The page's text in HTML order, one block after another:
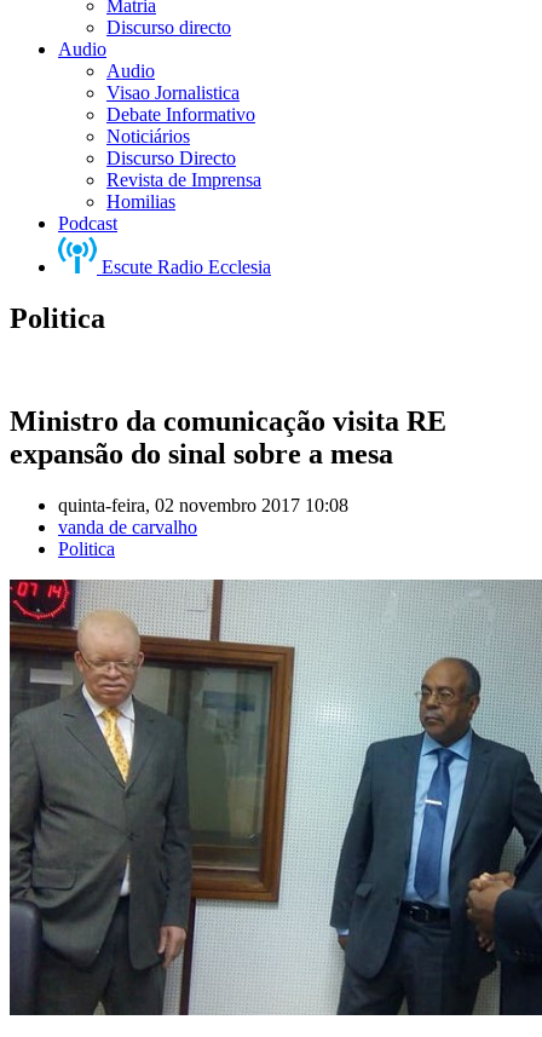
Matria
Discurso directo
Audio
Audio
Visao Jornalistica
Debate Informativo
Noticiários
Discurso Directo
Revista de Imprensa
Homilias
Podcast
Escute Radio Ecclesia
Politica
Ministro da comunicação visita RE
expansão do sinal sobre a mesa
quinta-feira, 02 novembro 2017 10:08
vanda de carvalho
Politica